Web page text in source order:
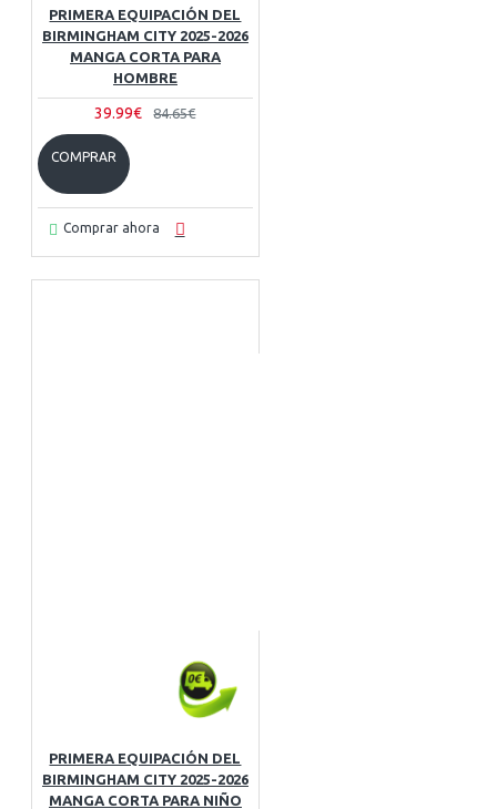
PRIMERA EQUIPACIÓN DEL
BIRMINGHAM CITY 2025-2026
MANGA CORTA PARA
HOMBRE
39.99€ 84.65€
COMPRAR
Comprar ahora
PRIMERA EQUIPACIÓN DEL
BIRMINGHAM CITY 2025-2026
MANGA CORTA PARA NIÑO